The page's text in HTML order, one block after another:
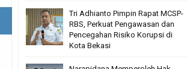
Tri Adhianto Pimpin Rapat MCSP-
RBS, Perkuat Pengawasan dan
Pencegahan Risiko Korupsi di
Kota Bekasi